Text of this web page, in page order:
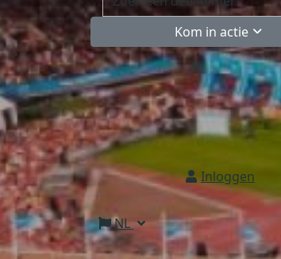
Kom in actie
Inloggen
NL